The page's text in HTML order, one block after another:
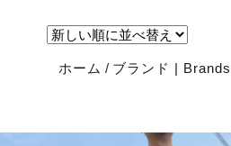
ホーム / ブランド | Brands